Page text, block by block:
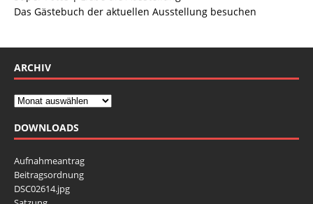
Das Gästebuch der aktuellen Ausstellung besuchen
ARCHIV
DOWNLOADS
Aufnahmeantrag
Beitragsordnung
DSC02614.jpg